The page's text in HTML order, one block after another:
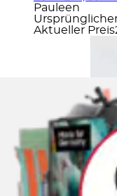
Pauleen
Aktueller Preis